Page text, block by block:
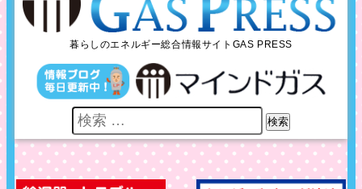
暮らしのエネルギー総合情報サイトGAS PRESS
検索